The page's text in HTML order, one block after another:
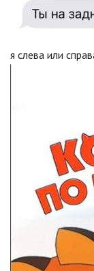
я слева или